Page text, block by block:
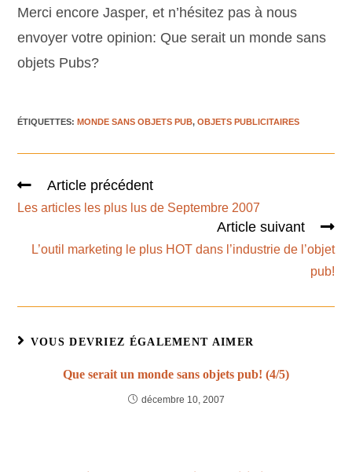
Merci encore Jasper, et n’hésitez pas à nous
envoyer votre opinion: Que serait un monde sans
objets Pubs?
ÉTIQUETTES:MONDE SANS OBJETS PUB, OBJETS PUBLICITAIRES
Article précédent
Les articles les plus lus de Septembre 2007
Article suivant
L’outil marketing le plus HOT dans l’industrie de l’objet
pub!
VOUS DEVRIEZ ÉGALEMENT AIMER
Que serait un monde sans objets pub! (4/5)
décembre 10, 2007